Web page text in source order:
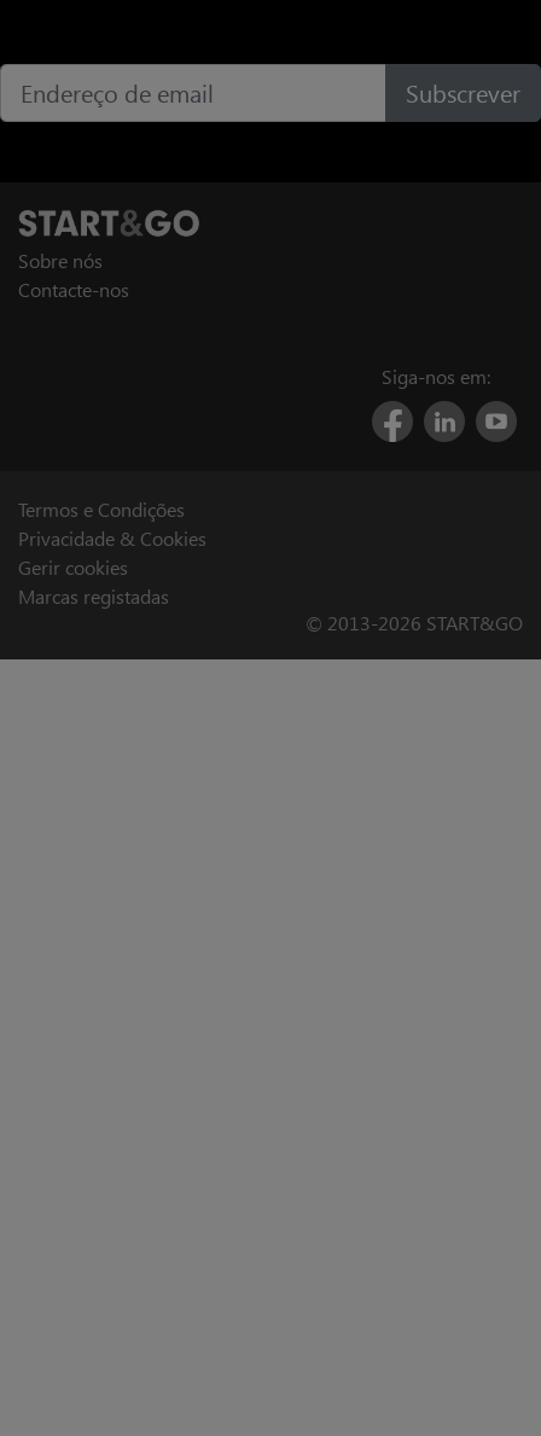
Subscrever
Sobre nós
Contacte-nos
Siga-nos em:
Termos e Condições
Privacidade & Cookies
Gerir cookies
Marcas registadas
© 2013-2026 START&GO